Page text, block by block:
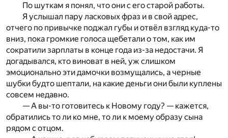
По шуткам я понял, что они с его старой работы.
Я услышал пару ласковых фраз и в свой адрес,
отчего по привычке поджал губы и отвёл взгляд куда-то
вниз, пока громкие голоса щебетали о том, как им
сократили зарплаты в конце года из-за недостачи. Я
догадывался, кто виноват в ней, уж слишком
эмоционально эти дамочки возмущались, а черные
шубки будто шептали, на какие деньги они были куплены
совсем недавно.
— А вы-то готовитесь к Новому году? — кажется,
обратились то ли ко мне, то ли к моему образу сына
рядом с отцом.